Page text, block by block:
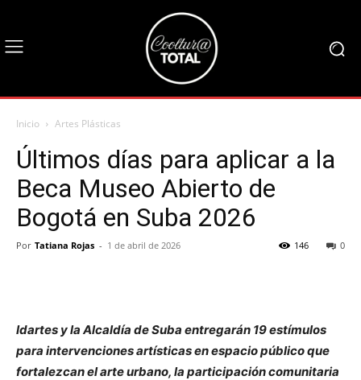
Inicio Artes Plásticas
Últimos días para aplicar a la
Beca Museo Abierto de
Bogotá en Suba 2026
Por Tatiana Rojas - 1 de abril de 2026 0
146
Idartes y la Alcaldía de Suba entregarán 19 estímulos
para intervenciones artísticas en espacio público que
fortalezcan el arte urbano, la participación comunitaria